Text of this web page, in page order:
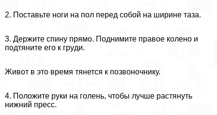
2. Поставьте ноги на пол перед собой на ширине таза.
3. Держите спину прямо. Поднимите правое колено и
подтяните его к гpyди.
Живот в это время тянется к позвоночнику.
4. Положите руки на голень, чтобы лучше растянуть
нижний пресс.